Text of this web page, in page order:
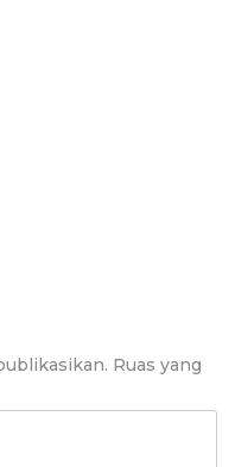
Ruas yang